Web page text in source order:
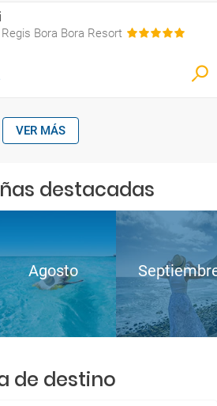
Bora Bora Resort
VER MÁS
destacadas
Agosto
de destino